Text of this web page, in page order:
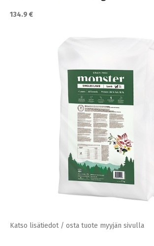
134.9 €
Katso lisätiedot / osta tuote myyjän sivulla